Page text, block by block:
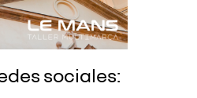
sociales: